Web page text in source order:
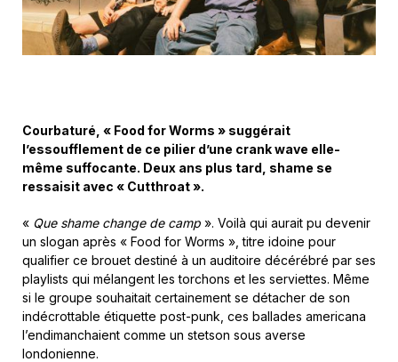
Courbaturé, « Food for Worms » suggérait
l’essoufflement de ce pilier d’une crank wave elle-
même suffocante. Deux ans plus tard, shame se
ressaisit avec « Cutthroat ».
« Que shame change de camp ». Voilà qui aurait pu devenir
un slogan après « Food for Worms », titre idoine pour
qualifier ce brouet destiné à un auditoire décérébré par ses
playlists qui mélangent les torchons et les serviettes. Même
si le groupe souhaitait certainement se détacher de son
indécrottable étiquette post-punk, ces ballades americana
l’endimanchaient comme un stetson sous averse
londonienne.